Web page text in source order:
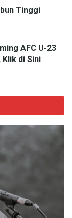
Tinggi
AFC U-23
di Sini